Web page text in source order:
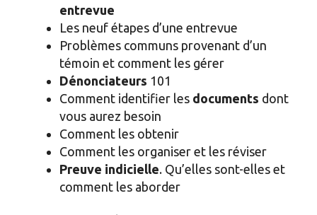
entrevue
Les neuf étapes d’une entrevue
Problèmes communs provenant d’un
témoin et comment les gérer
Dénonciateurs 101
Comment identifier les documents dont
vous aurez besoin
Comment les obtenir
Comment les organiser et les réviser
Preuve indicielle. Qu’elles sont-elles et
comment les aborder